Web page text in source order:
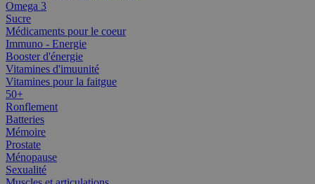
Omega 3
Sucre
Médicaments pour le coeur
Immuno - Energie
Booster d'énergie
Vitamines d'imuunité
Vitamines pour la faitgue
50+
Ronflement
Batteries
Mémoire
Prostate
Ménopause
Sexualité